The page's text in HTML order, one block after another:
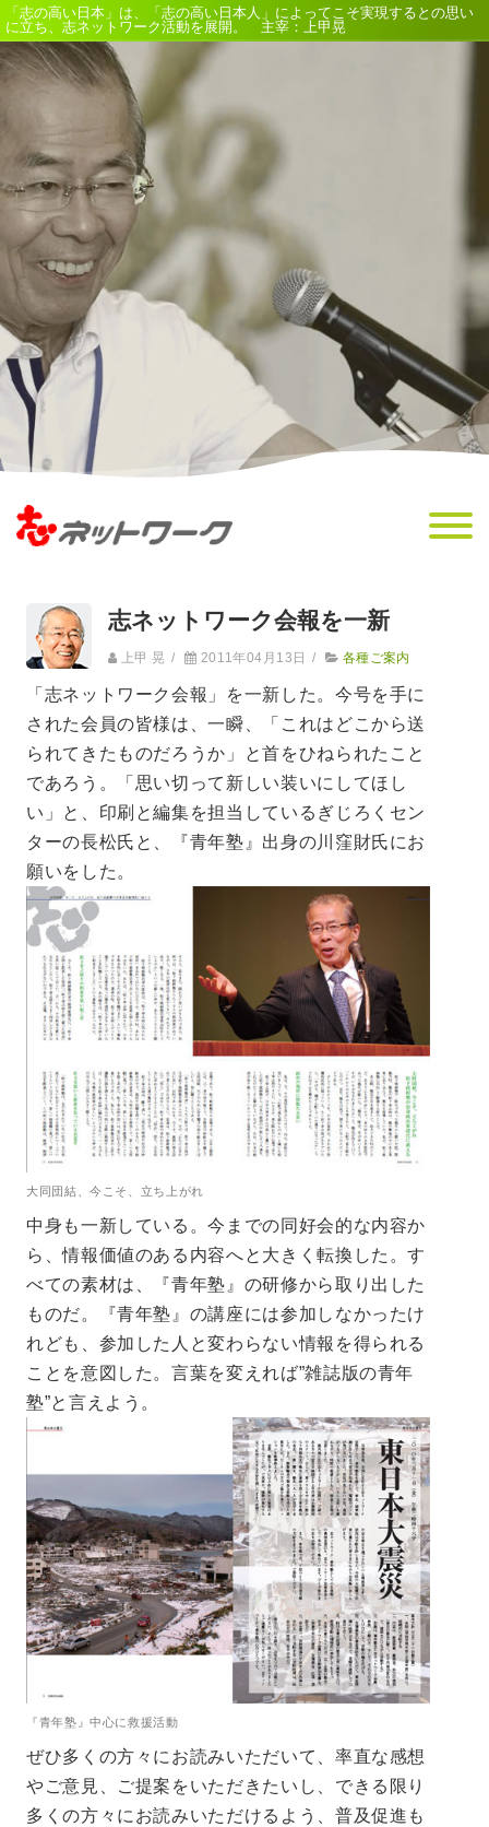
「志の高い日本」は、「志の高い日本人」によってこそ実現するとの思い
に立ち、志ネットワーク活動を展開。 主宰：上甲晃
志ネットワーク会報を一新
上甲 晃 / 2011年04月13日 / 各種ご案内
「志ネットワーク会報」を一新した。今号を手に
された会員の皆様は、一瞬、「これはどこから送
られてきたものだろうか」と首をひねられたこと
であろう。「思い切って新しい装いにしてほし
い」と、印刷と編集を担当しているぎじろくセン
ターの長松氏と、『青年塾』出身の川窪財氏にお
願いをした。
大同団結、今こそ、立ち上がれ
中身も一新している。今までの同好会的な内容か
ら、情報価値のある内容へと大きく転換した。す
べての素材は、『青年塾』の研修から取り出した
ものだ。『青年塾』の講座には参加しなかったけ
れども、参加した人と変わらない情報を得られる
ことを意図した。言葉を変えれば”雑誌版の青年
塾”と言えよう。
『青年塾』中心に救援活動
ぜひ多くの方々にお読みいただいて、率直な感想
やご意見、ご提案をいただきたいし、できる限り
多くの方々にお読みいただけるよう、普及促進も